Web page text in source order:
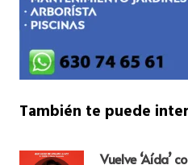
También te puede
Vuelve ‘Aída’